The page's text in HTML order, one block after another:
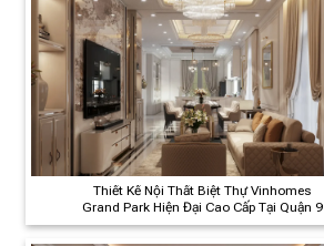
Thiết Kế Nội Thất Biệt Thự Vinhomes
Grand Park Hiện Đại Cao Cấp Tại Quận 9